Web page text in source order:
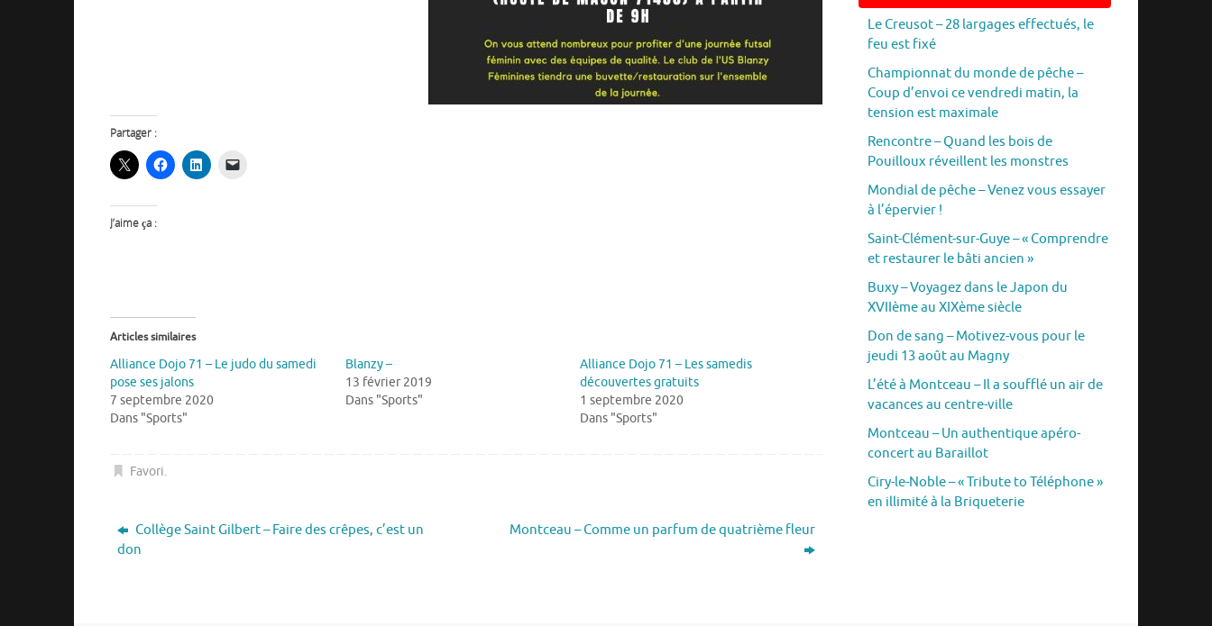
Partager :
J’aime ça :
Articles similaires
Alliance Dojo 71 – Le judo du samedi
pose ses jalons
7 septembre 2020
Dans "Sports"
Blanzy –
13 février 2019
Dans "Sports"
Alliance Dojo 71 – Les samedis
découvertes gratuits
1 septembre 2020
Dans "Sports"
Favori.
Collège Saint Gilbert – Faire des crêpes, c’est un
don
Montceau – Comme un parfum de quatrième fleur
Le Creusot – 28 largages effectués, le
feu est fixé
Championnat du monde de pêche –
Coup d’envoi ce vendredi matin, la
tension est maximale
Rencontre – Quand les bois de
Pouilloux réveillent les monstres
Mondial de pêche – Venez vous essayer
à l’épervier !
Saint-Clément-sur-Guye – « Comprendre
et restaurer le bâti ancien »
Buxy – Voyagez dans le Japon du
XVIIème au XIXème siècle
Don de sang – Motivez-vous pour le
jeudi 13 août au Magny
L’été à Montceau – Il a soufflé un air de
vacances au centre-ville
Montceau – Un authentique apéro-
concert au Baraillot
Ciry-le-Noble – « Tribute to Téléphone »
en illimité à la Briqueterie